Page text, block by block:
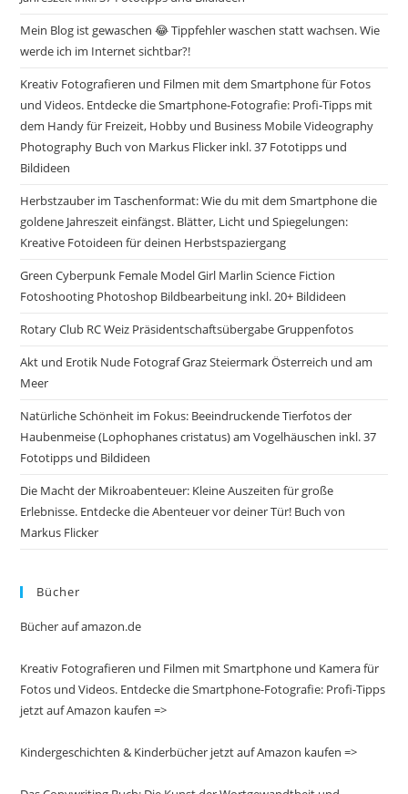
Mein Blog ist gewaschen 😂 Tippfehler waschen statt wachsen. Wie
werde ich im Internet sichtbar?!
Kreativ Fotografieren und Filmen mit dem Smartphone für Fotos
und Videos. Entdecke die Smartphone-Fotografie: Profi-Tipps mit
dem Handy für Freizeit, Hobby und Business Mobile Videography
Photography Buch von Markus Flicker inkl. 37 Fototipps und
Bildideen
Herbstzauber im Taschenformat: Wie du mit dem Smartphone die
goldene Jahreszeit einfängst. Blätter, Licht und Spiegelungen:
Kreative Fotoideen für deinen Herbstspaziergang
Green Cyberpunk Female Model Girl Marlin Science Fiction
Fotoshooting Photoshop Bildbearbeitung inkl. 20+ Bildideen
Rotary Club RC Weiz Präsidentschaftsübergabe Gruppenfotos
Akt und Erotik Nude Fotograf Graz Steiermark Österreich und am
Meer
Natürliche Schönheit im Fokus: Beeindruckende Tierfotos der
Haubenmeise (Lophophanes cristatus) am Vogelhäuschen inkl. 37
Fototipps und Bildideen
Die Macht der Mikroabenteuer: Kleine Auszeiten für große
Erlebnisse. Entdecke die Abenteuer vor deiner Tür! Buch von
Markus Flicker
Bücher
Bücher auf amazon.de
Kreativ Fotografieren und Filmen mit Smartphone und Kamera für
Fotos und Videos. Entdecke die Smartphone-Fotografie: Profi-Tipps
jetzt auf Amazon kaufen =>
Kindergeschichten & Kinderbücher jetzt auf Amazon kaufen =>